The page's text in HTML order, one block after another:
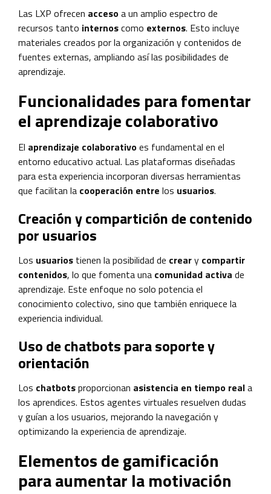
Las LXP ofrecen accesoa un amplio espectro de
recursos tanto internoscomo externos. Esto incluye
materiales creados por la organización y contenidos de
fuentes externas, ampliando así las posibilidades de
aprendizaje.
Funcionalidades para fomentar
el aprendizaje colaborativo
El aprendizaje colaborativoes fundamental en el
entorno educativo actual. Las plataformas diseñadas
para esta experiencia incorporan diversas herramientas
que facilitan la cooperación entre los usuarios.
Creación y compartición de contenido
por usuarios
Los usuarios tienen la posibilidad de creary compartir
contenidos, lo que fomenta una comunidad activa de
aprendizaje. Este enfoque no solo potencia el
conocimiento colectivo, sino que también enriquece la
experiencia individual.
Uso de chatbots para soporte y
orientación
Los chatbotsproporcionan asistencia en tiempo reala
los aprendices. Estos agentes virtuales resuelven dudas
y guían a los usuarios, mejorando la navegación y
optimizando la experiencia de aprendizaje.
Elementos de gamificación
para aumentar la motivación